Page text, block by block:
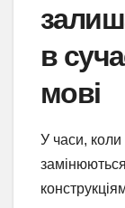
в
мові
У часи,